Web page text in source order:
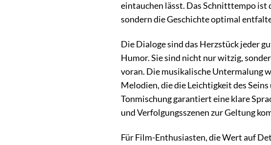
eintauchen lässt. Das Schnitttempo ist
sondern die Geschichte optimal
Die Dialoge sind das Herzstück jeder
Humor. Sie sind nicht nur witzig,
voran. Die musikalische Untermalung
Melodien, die die Leichtigkeit des
Tonmischung garantiert eine klare
und Verfolgungsszenen zur Geltung
Für Film-Enthusiasten, die Wert auf